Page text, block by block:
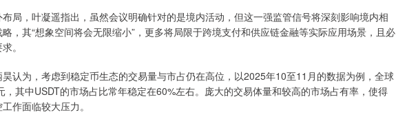
局，叶凝遥指出，虽然会议明确针对的是境内活动，但这一强监管信号将深刻影响境内相
，其“想象空间将会无限缩小”，更多将局限于跨境支付和供应链金融等实际应用场景，且必
。
认为，考虑到稳定币生态的交易量与市占仍在高位，以2025年10至11月的数据为例，全球
其中USDT的市场占比常年稳定在60%左右。庞大的交易体量和较高的市场占有率，使得
作面临较大压力。